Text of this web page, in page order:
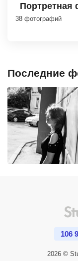
Портретная
38 фотографий
Последние
106
2026 ©